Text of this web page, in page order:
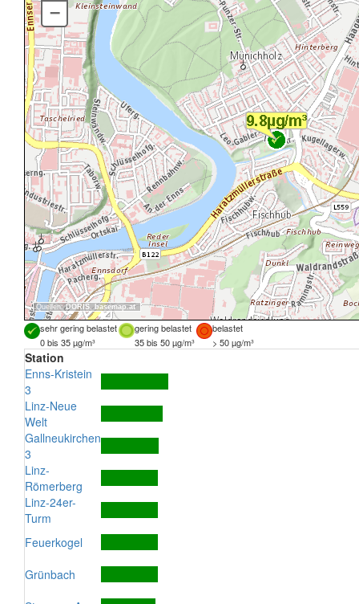
Quellen:DORIS, basemap.at
–
sehr gering belastet gering belastet
belastet
0 bis 35 µg/m³
35 bis 50 µg/m³ > 50 µg/m³
Station
Enns-Kristein
3
Linz-Neue
Welt
Gallneukirchen
3
Linz-
Römerberg
Linz-24er-
Turm
Feuerkogel
Grünbach